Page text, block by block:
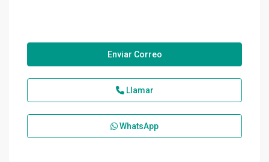
Enviar Correo
Llamar
WhatsApp